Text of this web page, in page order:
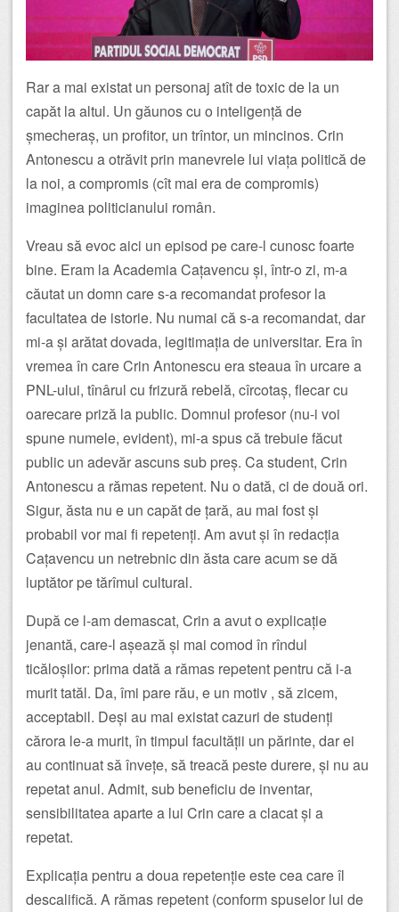
Rar a mai existat un personaj atît de toxic de la un
capăt la altul. Un găunos cu o inteligență de
șmecheraș, un profitor, un trîntor, un mincinos. Crin
Antonescu a otrăvit prin manevrele lui viața politică de
la noi, a compromis (cît mai era de compromis)
imaginea politicianului român.
Vreau să evoc aici un episod pe care-l cunosc foarte
bine. Eram la Academia Cațavencu și, într-o zi, m-a
căutat un domn care s-a recomandat profesor la
facultatea de istorie. Nu numai că s-a recomandat, dar
mi-a și arătat dovada, legitimația de universitar. Era în
vremea în care Crin Antonescu era steaua în urcare a
PNL-ului, tînârul cu frizură rebelă, cîrcotaș, flecar cu
oarecare priză la public. Domnul profesor (nu-i voi
spune numele, evident), mi-a spus că trebuie făcut
public un adevăr ascuns sub preș. Ca student, Crin
Antonescu a rămas repetent. Nu o dată, ci de două ori.
Sigur, ăsta nu e un capăt de țară, au mai fost și
probabil vor mai fi repetenți. Am avut și în redacția
Cațavencu un netrebnic din ăsta care acum se dă
luptător pe tărîmul cultural.
După ce l-am demascat, Crin a avut o explicație
jenantă, care-l așează și mai comod în rîndul
ticăloșilor: prima dată a rămas repetent pentru că i-a
murit tatăl. Da, îmi pare rău, e un motiv , să zicem,
acceptabil. Deși au mai existat cazuri de studenți
cărora le-a murit, în timpul facultății un părinte, dar ei
au continuat să învețe, să treacă peste durere, și nu au
repetat anul. Admit, sub beneficiu de inventar,
sensibilitatea aparte a lui Crin care a clacat și a
repetat.
Explicația pentru a doua repetenție este cea care îl
descalifică. A rămas repetent (conform spuselor lui de